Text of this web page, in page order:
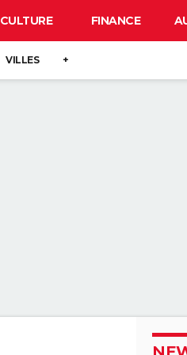
CULTURE FINANCE
VILLES +